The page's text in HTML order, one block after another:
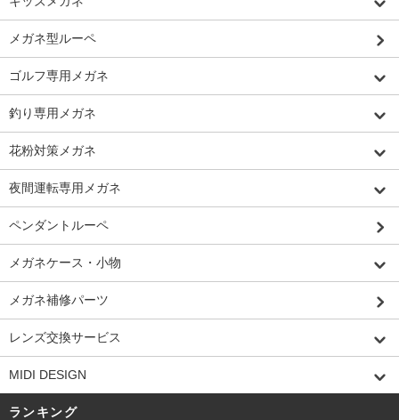
メガネ型ルーペ
ゴルフ専用メガネ
釣り専用メガネ
花粉対策メガネ
夜間運転専用メガネ
ペンダントルーペ
メガネケース・小物
メガネ補修パーツ
レンズ交換サービス
MIDI DESIGN
ランキング